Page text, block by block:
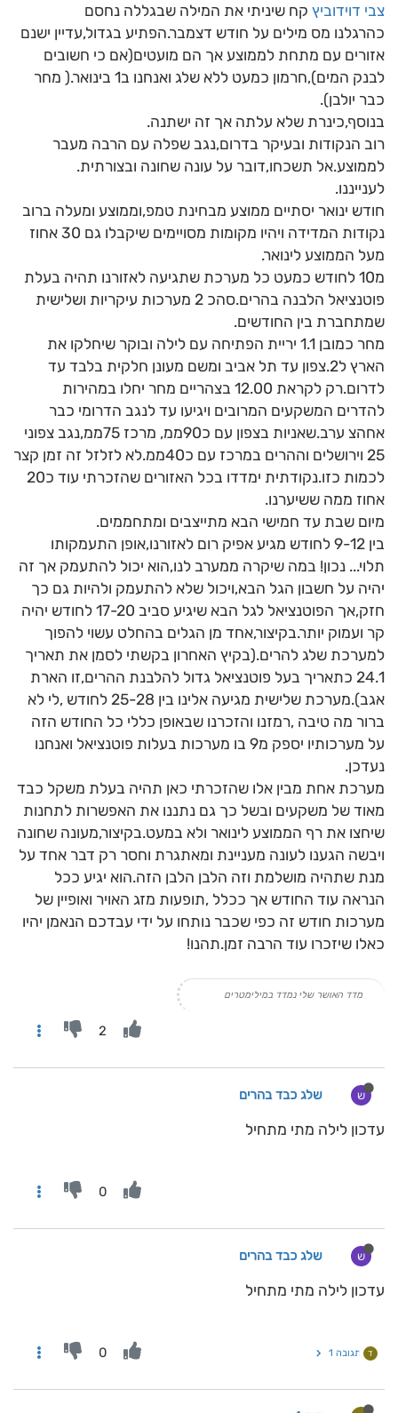
צבי דוידוביץ קח שיניתי את המילה שבגללה נחסם
כהרגלנו מס מילים על חודש דצמבר.הפתיע בגדול,עדיין ישנם
אזורים עם מתחת לממוצע אך הם מועטים(אם כי חשובים
לבנק המים),חרמון כמעט ללא שלג ואנחנו ב1 בינואר.( מחר
כבר יולבן).
בנוסף,כינרת שלא עלתה אך זה ישתנה.
רוב הנקודות ובעיקר בדרום,נגב שפלה עם הרבה מעבר
לממוצע.אל תשכחו,דובר על עונה שחונה ובצורתית.
לענייננו.
חודש ינואר יסתיים ממוצע מבחינת טמפ,וממוצע ומעלה ברוב
נקודות המדידה ויהיו מקומות מסויימים שיקבלו גם 30 אחוז
מעל הממוצע לינואר.
מ10 לחודש כמעט כל מערכת שתגיעה לאזורנו תהיה בעלת
פוטנציאל הלבנה בהרים.סהכ 2 מערכות עיקריות ושלישית
שמתחברת בין החודשים.
מחר כמובן 1.1 יריית הפתיחה עם לילה ובוקר שיחלקו את
הארץ ל2.צפון עד תל אביב ומשם מעונן חלקית בלבד עד
לדרום.רק לקראת 12.00 בצהריים מחר יחלו במהירות
להדרים המשקעים המרובים ויגיעו עד לנגב הדרומי כבר
אחהצ ערב.שאניות בצפון עם כ90ממ, מרכז 75ממ,נגב צפוני
25 וירושלים וההרים במרכז עם כ40ממ.לא לזלזל זה זמן קצר
לכמות כזו.נקודתית ימדדו בכל האזורים שהזכרתי עוד כ20
אחוז ממה ששיערנו.
מיום שבת עד חמישי הבא מתייצבים ומתחממים.
בין 9-12 לחודש מגיע אפיק רום לאזורנו,אופן התעמקותו
תלוי... נכון! במה שיקרה ממערב לנו,הוא יכול להתעמק אך זה
יהיה על חשבון הגל הבא,ויכול שלא להתעמק ולהיות גם כך
חזק,אך הפוטנציאל לגל הבא שיגיע סביב 17-20 לחודש יהיה
קר ועמוק יותר.בקיצור,אחד מן הגלים בהחלט עשוי להפוך
למערכת שלג להרים.(בקיץ האחרון בקשתי לסמן את תאריך
24.1 כתאריך בעל פוטנציאל גדול להלבנת ההרים,זו הארת
אגב).מערכת שלישית מגיעה אלינו בין 25-28 לחודש ,לי לא
ברור מה טיבה ,רמזנו והזכרנו שבאופן כללי כל החודש הזה
על מערכותיו יספק מ9 בו מערכות בעלות פוטנציאל ואנחנו
נעדכן.
מערכת אחת מבין אלו שהזכרתי כאן תהיה בעלת משקל כבד
מאוד של משקעים ובשל כך גם נתננו את האפשרות לתחנות
שיחצו את רף הממוצע לינואר ולא במעט.בקיצור,מעונה שחונה
ויבשה הגענו לעונה מעניינת ומאתגרת וחסר רק דבר אחד על
מנת שתהיה מושלמת וזה הלבן הלבן הזה.הוא יגיע ככל
הנראה עוד החודש אך ככלל ,תופעות מזג האויר ואופיין של
מערכות חודש זה כפי שכבר נותחו על ידי עבדכם הנאמן יהיו
כאלו שיזכרו עוד הרבה זמן.תהנו!
מדד האושר שלי נמדד במילימטרים
2
ש שלג כבד בהרים
עדכון לילה מתי מתחיל
0
ש שלג כבד בהרים
עדכון לילה מתי מתחיל
ד תגובה 1 0